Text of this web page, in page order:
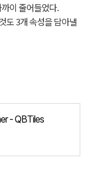
이 줄어들었다.
도 3개 속성을 담아낼
- QBTiles